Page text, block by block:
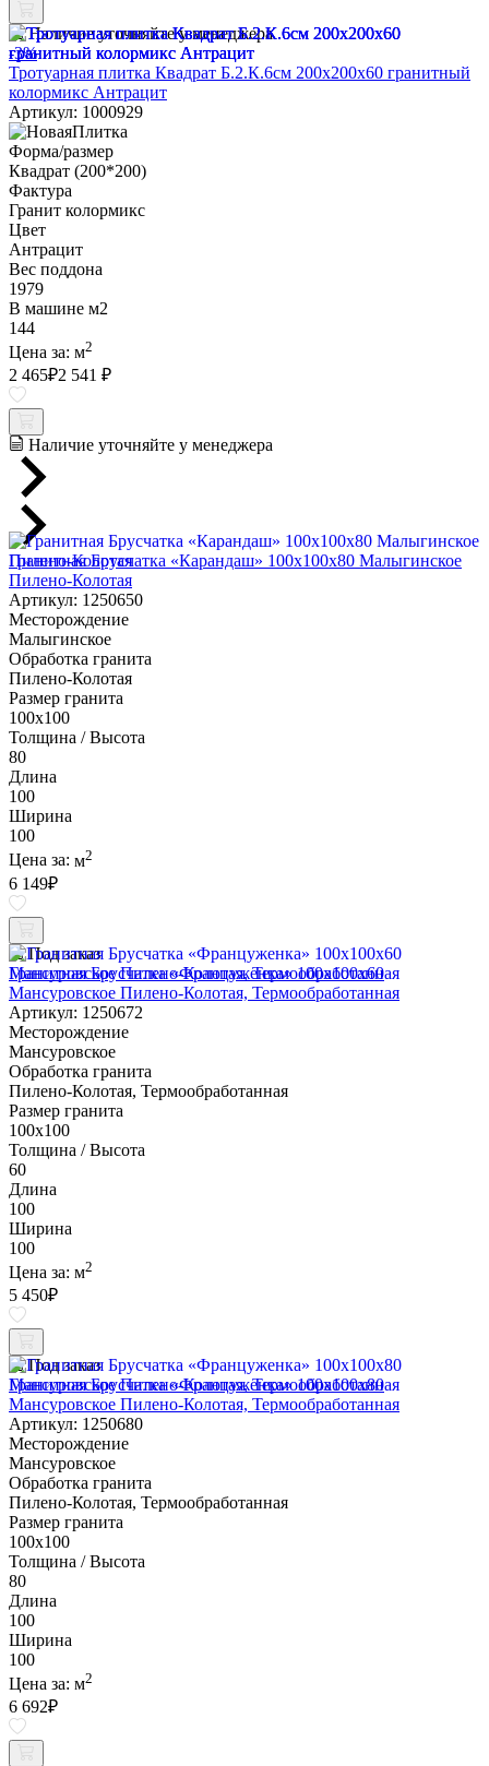
Наличие уточняйте у менеджера
-3%
Тротуарная плитка Квадрат Б.2.К.6см 200х200х60 гранитный
колормикс Антрацит
Артикул: 1000929
Форма/размер
Квадрат (200*200)
Фактура
Гранит колормикс
Цвет
Антрацит
Вес поддона
1979
В машине м2
144
Цена за: м2
2 465₽2 541 ₽
Наличие уточняйте у менеджера
Гранитная Брусчатка «Карандаш» 100х100x80 Малыгинское
Пилено-Колотая
Артикул: 1250650
Месторождение
Малыгинское
Обработка гранита
Пилено-Колотая
Размер гранита
100х100
Толщина / Высота
80
Длина
100
Ширина
100
Цена за: м2
6 149₽
Под заказ
Гранитная Брусчатка «Француженка» 100х100x60
Мансуровское Пилено-Колотая, Термообработанная
Артикул: 1250672
Месторождение
Мансуровское
Обработка гранита
Пилено-Колотая, Термообработанная
Размер гранита
100х100
Толщина / Высота
60
Длина
100
Ширина
100
Цена за: м2
5 450₽
Под заказ
Гранитная Брусчатка «Француженка» 100х100x80
Мансуровское Пилено-Колотая, Термообработанная
Артикул: 1250680
Месторождение
Мансуровское
Обработка гранита
Пилено-Колотая, Термообработанная
Размер гранита
100х100
Толщина / Высота
80
Длина
100
Ширина
100
Цена за: м2
6 692₽